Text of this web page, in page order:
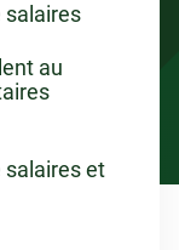
salaires
au
salaires et